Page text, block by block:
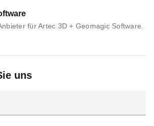
für Artec 3D + Geomagic Software.
uns